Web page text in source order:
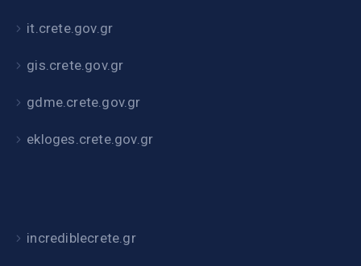
it.crete.gov.gr
gis.crete.gov.gr
gdme.crete.gov.gr
ekloges.crete.gov.gr
incrediblecrete.gr